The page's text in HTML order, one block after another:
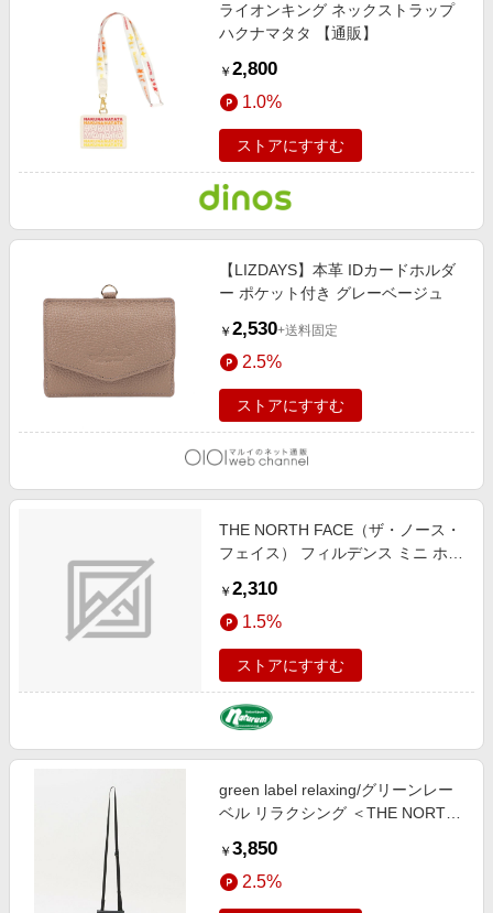
ライオンキング ネックストラップ
ハクナマタタ 【通販】
￥ 2,800
1.0%
ストアにすすむ
【LIZDAYS】本革 IDカードホルダ
ー ポケット付き グレーベージュ
￥ 2,530+送料固定
2.5%
ストアにすすむ
THE NORTH FACE（ザ・ノース・
フェイス） フィルデンス ミニ ホル
NM82017
￥ 2,310
1.5%
ストアにすすむ
green label relaxing/グリーンレー
ベル リラクシング ＜THE NORTH
ンケース BLACK FREE
￥ 3,850
2.5%